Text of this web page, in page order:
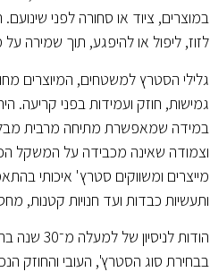
במוצרים, ציוד או סחורה לפני
לזוז, ליפול או להיפגע, תוך שמירה
גלילי הסטרץ למשטחים, המיוצרים
גמישות, חוזק ועמידות בפני קריעה.
במידה שמאפשרת מתיחה מרבית
וצמודה שאינה מכבידה על המשקל
מייצרים ומשווקים סטרץ' איכותי
ותעשיות כבדות ועד חנויות קטנות,
הודות
בבחירת סוג הסטרץ', העובי והחוזק